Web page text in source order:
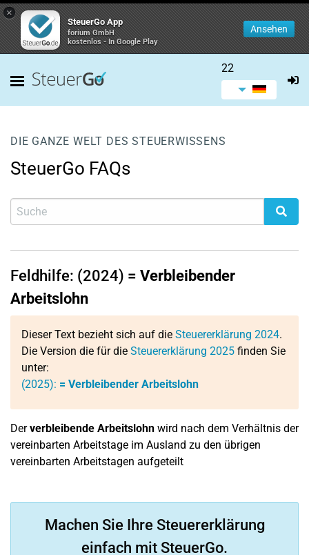
×
SteuerGo App
forium GmbH
kostenlos - In Google Play
Ansehen
22
DIE GANZE WELT DES STEUERWISSENS
SteuerGo FAQs
Feldhilfe: (2024) = Verbleibender
Arbeitslohn
Dieser Text bezieht sich auf die Steuererklärung 2024.
Die Version die für die Steuererklärung 2025 finden Sie
unter:
(2025): = Verbleibender Arbeitslohn
Derverbleibende Arbeitslohn wird nach dem Verhältnis der
vereinbarten Arbeitstage im Ausland zu den übrigen
vereinbarten Arbeitstagen aufgeteilt
Machen Sie Ihre Steuererklärung
einfach mit SteuerGo.